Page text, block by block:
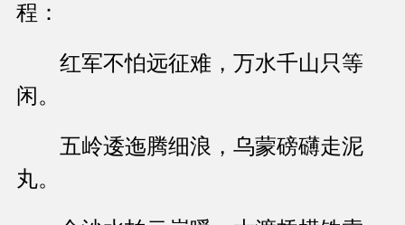
程：
红军不怕远征难，万水千山只等
闲。
五岭逶迤腾细浪，乌蒙磅礴走泥
丸。